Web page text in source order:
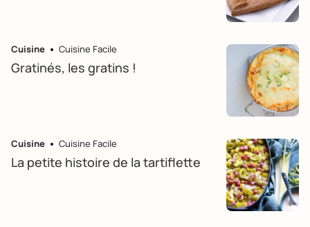
Cuisine Cuisine Facile
Gratinés, les gratins !
Cuisine Cuisine Facile
La petite histoire de la tartiflette